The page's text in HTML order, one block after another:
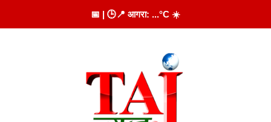
to
📅 | 🕒📍 आगरा: ...°C ☀️